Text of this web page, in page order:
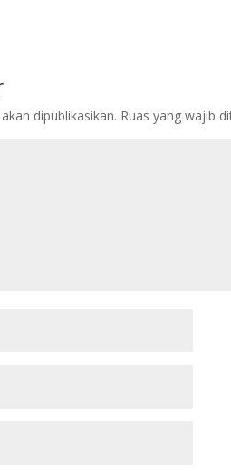
dipublikasikan. Ruas yang wajib